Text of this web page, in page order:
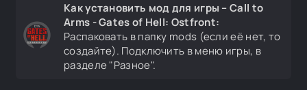
Как установить мод для игры – Call to
Arms - Gates of Hell: Ostfront:
Распаковать в папку mods (если её нет, то
создайте). Подключить в меню игры, в
разделе "Разное".